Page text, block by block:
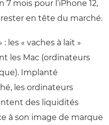
mois pour l’iPhone 12,
en tête du marché.
les « vaches à lait »
les Mac (ordinateurs
Implanté
les ordinateurs
des liquidités
à son image de marque